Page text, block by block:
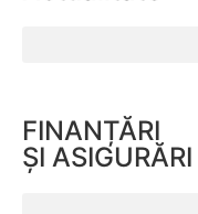
FINANȚĂRI
ȘI ASIGURĂRI